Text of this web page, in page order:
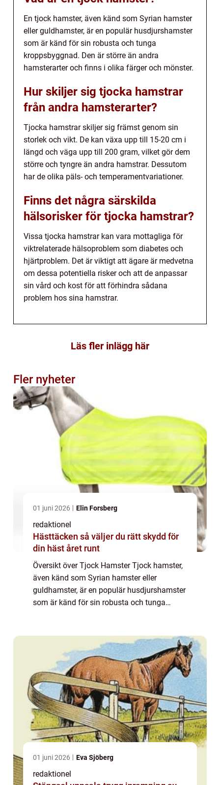
En tjock hamster, även känd som Syrian hamster
eller guldhamster, är en populär husdjurshamster
som är känd för sin robusta och tunga
kroppsbyggnad. Den är större än andra
hamsterarter och finns i olika färger och mönster.
Hur skiljer sig tjocka hamstrar
från andra hamsterarter?
Tjocka hamstrar skiljer sig främst genom sin
storlek och vikt. De kan växa upp till 15-20 cm i
längd och väga upp till 200 gram, vilket gör dem
större och tyngre än andra hamstrar. Dessutom
har de olika päls- och temperamentvariationer.
Finns det några särskilda
hälsorisker för tjocka hamstrar?
Vissa tjocka hamstrar kan vara mottagliga för
viktrelaterade hälsoproblem som diabetes och
hjärtproblem. Det är viktigt att ägare är medvetna
om dessa potentiella risker och att de anpassar
sin vård och kost för att förhindra sådana
problem hos sina hamstrar.
Läs fler inlägg här
Fler nyheter
01 juni 2026 Elin Forsberg
redaktionel
Hästtäcken så väljer du rätt skydd för
din häst året runt
Översikt över Tjock Hamster Tjock hamster,
även känd som Syrian hamster eller
guldhamster, är en populär husdjurshamster
som är känd för sin robusta och tunga
01 juni 2026 Eva Sjöberg
redaktionel